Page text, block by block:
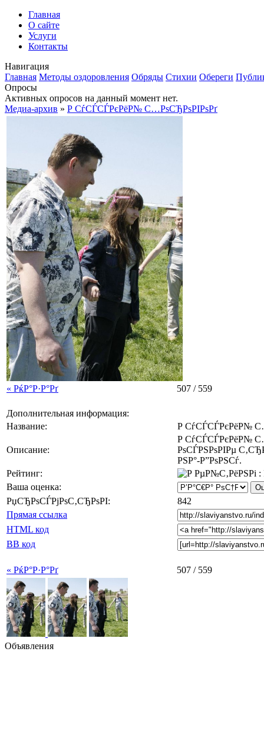
Главная
О сайте
Услуги
Контакты
Навигация
Главная Методы оздоровления Обряды Стихии Обереги
Опросы
Активных опросов на данный момент нет.
Медиа-архив » Р СѓСЃСЃРєРёР№ С…РѕСЂРѕРІРѕРґ
« РќР°Р·Р°Рґ 507 / 559
Дополнительная информация:
Название:
Р СѓСЃСЃРєРёР№
Описание:
Р СѓСЃСЃРєРёР№
РѕСЃРЅРѕРІРµ
РЅР°-Р”РѕРЅСѓ.
Рейтинг:
Ваша оценка:
РџСЂРѕСЃРјРѕС‚СЂРѕРІ:
842
Прямая ссылка
HTML код
BB код
« РќР°Р·Р°Рґ 507 / 559
Объявления